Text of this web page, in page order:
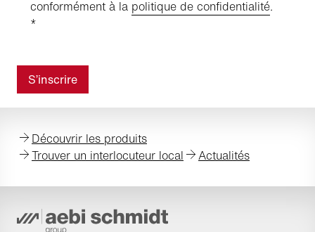
conformément à la politique de confidentialité.
*
Découvrir les produits
Trouver un interlocuteur local
Actualités